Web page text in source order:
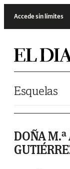
Accede sin límites
Esquelas
DOÑA M.ª